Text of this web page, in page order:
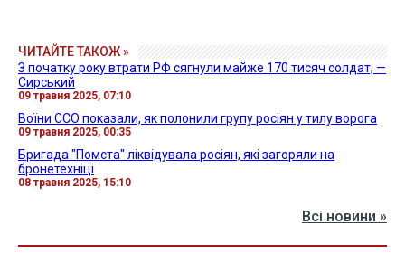
ЧИТАЙТЕ ТАКОЖ »
З початку року втрати РФ сягнули майже 170 тисяч солдат, —
Сирський
09 травня 2025, 07:10
Воїни ССО показали, як полонили групу росіян у тилу ворога
09 травня 2025, 00:35
Бригада "Помста" ліквідувала росіян, які загоряли на
бронетехніці
08 травня 2025, 15:10
Всі новини »